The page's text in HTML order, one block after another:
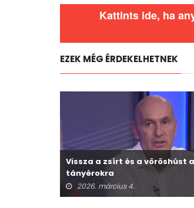
Kattints ide, ha
EZEK MÉG ÉRDEKELHETNEK
Vissza a zsírt és a vöröshúst a
tányérokra
2026. március 4.